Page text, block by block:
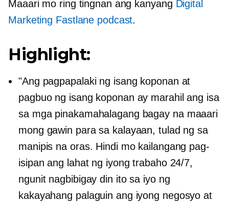
Maaari mo ring tingnan ang kanyang Digital
Marketing Fastlane podcast.
Highlight:
"Ang pagpapalaki ng isang koponan at
pagbuo ng isang koponan ay marahil ang isa
sa mga pinakamahalagang bagay na maaari
mong gawin para sa kalayaan, tulad ng sa
manipis na oras. Hindi mo kailangang pag-
isipan ang lahat ng iyong trabaho 24/7,
ngunit nagbibigay din ito sa iyo ng
kakayahang palaguin ang iyong negosyo at